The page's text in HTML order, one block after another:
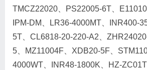
TMCZ22020、PS22005-6T、E11010
IPM-DM、LR36-4000MT、INR400-
5T、CL6818-20-220-A2、
5、MZ11004F、XDB20-5F、
4000WT、INR48-1800K、HZ-ZC01T